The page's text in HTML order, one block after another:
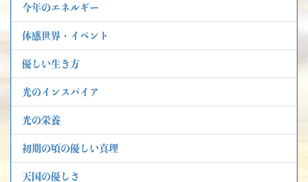
今年のエネルギー
体感世界・イベント
優しい生き方
光のインスパイア
光の栄養
初期の頃の優しい真理
天国の優しさ